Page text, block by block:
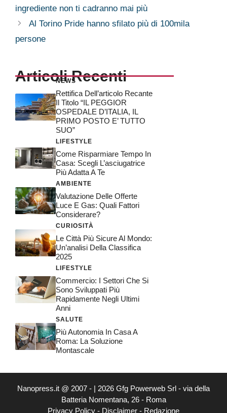
ingrediente non ti cadranno mai più
Al Torino Pride hanno sfilato più di 100mila
persone
Articoli Recenti
NEWS
Rettifica Dell’articolo Recante
Il Titolo “IL PEGGIOR
OSPEDALE D’ITALIA, IL
PRIMO POSTO E’ TUTTO
SUO”
LIFESTYLE
Come Risparmiare Tempo In
Casa: Scegli L’asciugatrice
Più Adatta A Te
AMBIENTE
Valutazione Delle Offerte
Luce E Gas: Quali Fattori
Considerare?
CURIOSITÀ
Le Città Più Sicure Al Mondo:
Un’analisi Della Classifica
2025
LIFESTYLE
Commercio: I Settori Che Si
Sono Sviluppati Più
Rapidamente Negli Ultimi
Anni
SALUTE
Più Autonomia In Casa A
Roma: La Soluzione
Montascale
Nanopress.it @ 2007 - | 2026 Gfg Powerweb Srl - via della
Batteria Nomentana, 26 - Roma
Privacy Policy - Disclaimer - Redazione